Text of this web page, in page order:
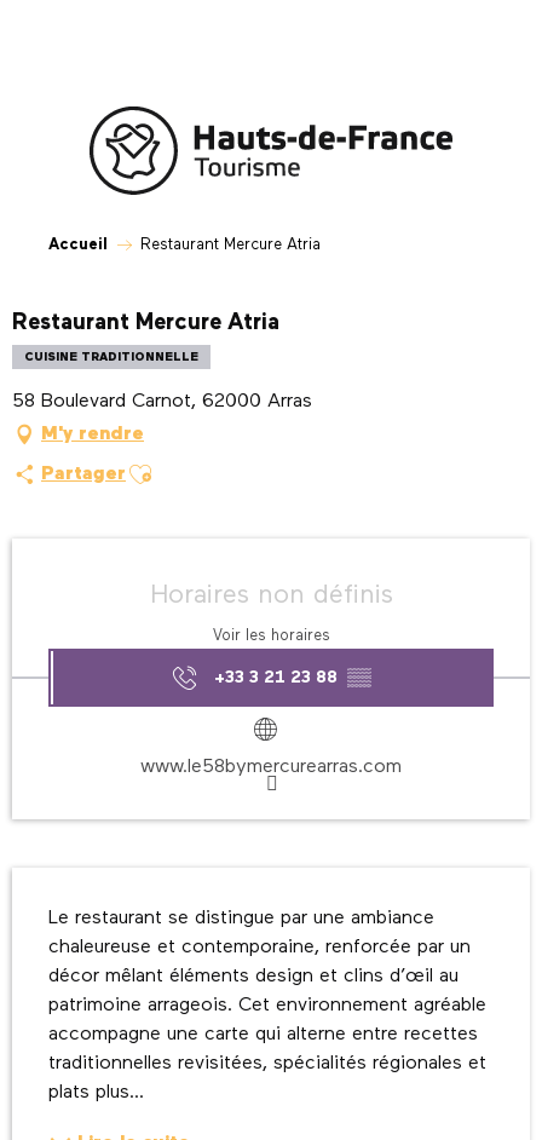
Accueil Restaurant Mercure Atria
Restaurant Mercure Atria
CUISINE TRADITIONNELLE
58 Boulevard Carnot, 62000 Arras
M'y rendre
Partager Ajouter aux favoris
Horaires non définis
Voir les horaires
+33 3 21 23 88 ▒▒
www.le58bymercurearras.com
Le restaurant se distingue par une ambiance
chaleureuse et contemporaine, renforcée par un
décor mêlant éléments design et clins d’œil au
patrimoine arrageois. Cet environnement agréable
accompagne une carte qui alterne entre recettes
traditionnelles revisitées, spécialités régionales et
plats plus...